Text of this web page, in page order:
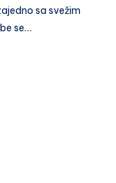
sa svežim
se…